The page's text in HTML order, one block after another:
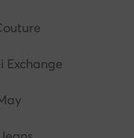
Exchange